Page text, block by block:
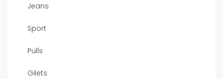
Jeans
Sport
Pulls
Gilets